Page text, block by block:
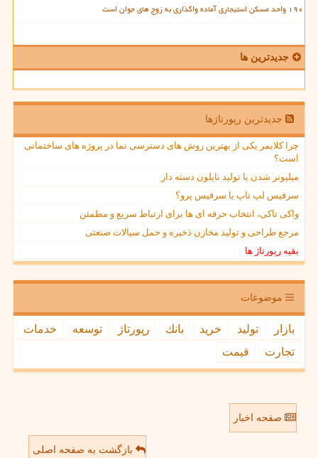
۱۹۰ واحد مسکن استیجاری آماده واگذاری به زوج های جوان است
جدیدترین ها
جدیدترین رپورتاژها
چرا کلایمر یکی از بهترین روش های دسترسی نما در پروژه های ساختمانی
است؟
میلیونر شدن با تولید نایلون دسته دار
سرفیس لپ تاپ یا سرفیس پرو؟
واکی تاکی، انتخاب حرفه ای ها برای ارتباط سریع و مطمئن
مرجع طراحی و تولید مخازن ذخیره و حمل سیالات صنعتی
بقیه رپورتاژ ها
موضوعات
بازار تولید خرید بانك رپورتاژ توسعه
خدمات
تجارت
قیمت
صفحه اخبار
بازگشت به صفحه اصلی